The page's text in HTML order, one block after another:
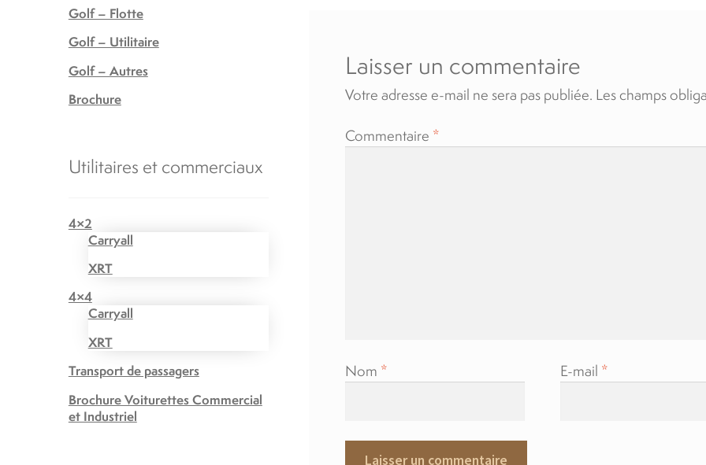
Laisser un commentaire
Votre adresse e-mail ne sera pas publiée. Les champs
Commentaire *
Nom * E-mail *
Golf – Flotte
Golf – Utilitaire
Golf – Autres
Brochure
Utilitaires et commerciaux
4×2
Carryall
XRT
4×4
Carryall
XRT
Transport de passagers
Brochure Voiturettes Commercial
et Industriel